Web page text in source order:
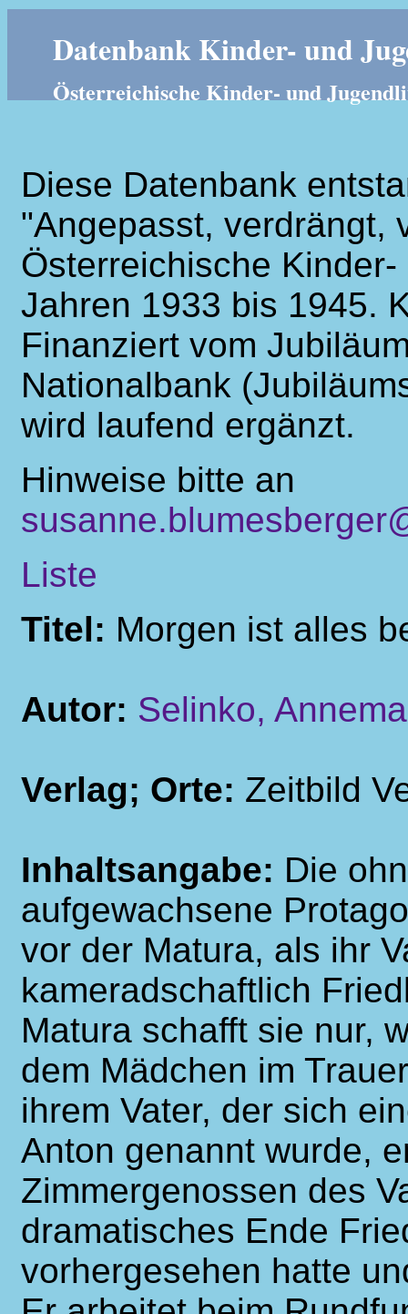
Datenbank Kinder- und
Österreichische Kinder- und
Diese Datenbank
"Angepasst, verdrängt,
Österreichische
Jahren 1933 bis 1945.
Finanziert vom
Nationalbank
wird laufend ergänzt.
Hinweise bitte an
Liste
Titel: Morgen ist alles
Autor: Selinko,
Verlag; Orte: Zeitbild
Inhaltsangabe: Die
aufgewachsene
vor der Matura, als ihr
kameradschaftlich
Matura schafft sie nur,
dem Mädchen im
ihrem Vater, der sich
Anton genannt wurde,
Zimmergenossen des
dramatisches Ende
vorhergesehen hatte